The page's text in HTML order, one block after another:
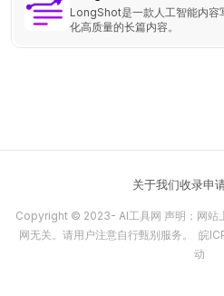
LongShot是一款人工智能内容
化高质量的长篇内容。
关于我们收录申
Copyright © 2023- AI工具网 声明：网站
网无关。请用户注意自行甄别服务。 皖
动